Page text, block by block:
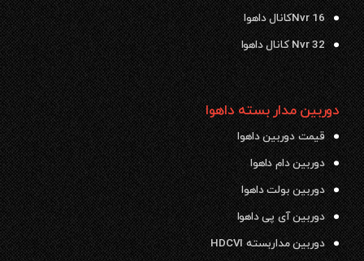
Nvr 16کانال داهوا
Nvr 32 کانال داهوا
دوربین مدار بسته داهوا
قیمت دوربین داهوا
دوربین دام داهوا
دوربین بولت داهوا
دوربین آی پی داهوا
دوربین مداربسته HDCVI